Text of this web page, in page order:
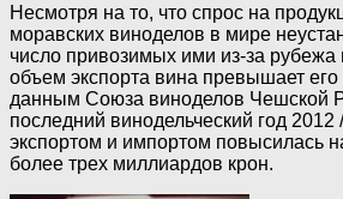
Несмотря на то, что спрос на
моравских виноделов в мире
число привозимых ими из-за рубежа
объем экспорта вина превышает
данным Союза виноделов Чешской
последний винодельческий год
экспортом и импортом повысилась
более трех миллиардов крон.